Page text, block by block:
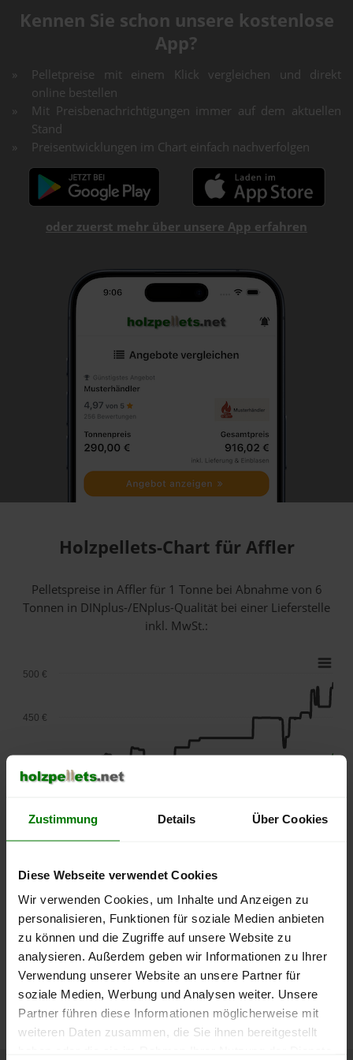
Zustimmung Details Über Cookies
Diese Webseite verwendet Cookies
Wir verwenden Cookies, um Inhalte und Anzeigen zu
personalisieren, Funktionen für soziale Medien anbieten
zu können und die Zugriffe auf unsere Website zu
analysieren. Außerdem geben wir Informationen zu Ihrer
Verwendung unserer Website an unsere Partner für
soziale Medien, Werbung und Analysen weiter. Unsere
Partner führen diese Informationen möglicherweise mit
weiteren Daten zusammen, die Sie ihnen bereitgestellt
Kennen Sie schon unsere kostenlose
App?
Pelletpreise mit einem Klick vergleichen und direkt
online bestellen
Mit Preisbenachrichtigungen immer auf dem aktuellen
Stand
Preisentwicklungen im Chart einfach nachverfolgen
oder zuerst mehr über unsere App erfahren
Holzpellets-Chart für Affler
Pelletspreise in Affler für 1 Tonne bei Abnahmevon 6
Tonnen in DINplus-/ENplus-Qualität bei einer Lieferstelle
inkl. MwSt.:
lose Ware Sackware
September
2025
Januar
2026
Mai
2026
450 €
500 €
Die aktuelle Preisentwicklung für Holzpellets in Deutschland
können Sie jederzeit auf unsererPelletspreise-Seite
nachvollziehen.